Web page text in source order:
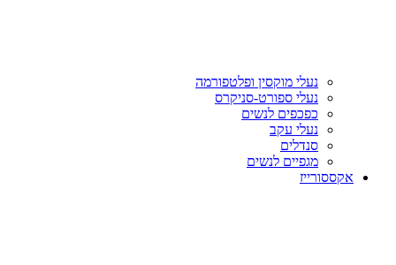
נעלי מוקסין ופלטפורמה
נעלי ספורט-סניקרס
כפכפים לנשים
נעלי עקב
סנדלים
מגפיים לנשים
אקססורייז